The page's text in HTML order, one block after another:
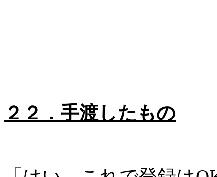
２２．手渡したもの